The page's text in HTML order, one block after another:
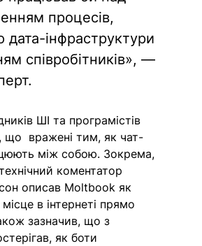
процесів,
дата-інфраструктури
співробітників», —
ШІ та програмістів
що  вражені тим, як чат-
між собою. Зокрема,
коментатор
описав Moltbook як
в інтернеті прямо
зазначив, що з
як боти